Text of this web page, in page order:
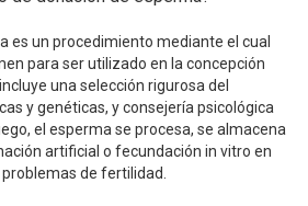
es un procedimiento mediante el cual
para ser utilizado en la concepción
una selección rigurosa del
y genéticas, y consejería psicológica
el esperma se procesa, se almacena
artificial o fecundación in vitro en
de fertilidad.